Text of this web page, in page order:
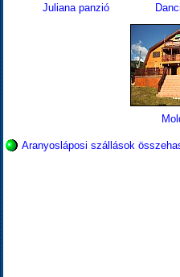
Juliana panzió
Aranyosláposi szállások